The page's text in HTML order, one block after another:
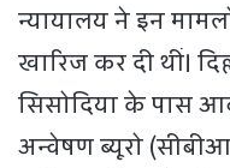
न्यायालय ने इन
खारिज कर दी थीं।
सिसोदिया के पास
अन्वेषण ब्यूरो